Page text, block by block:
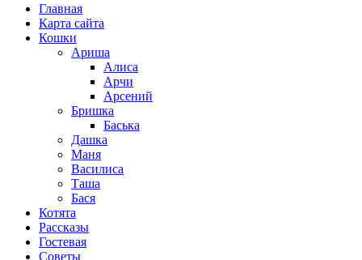
Главная
Карта сайта
Кошки
Ариша
Алиса
Арчи
Арсений
Бришка
Баська
Дашка
Маня
Василиса
Таша
Бася
Котята
Рассказы
Гостевая
Советы